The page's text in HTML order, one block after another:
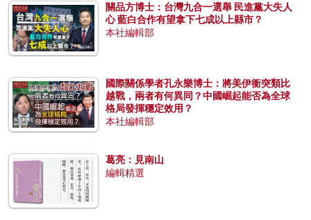
關品方博士：台灣九合一選舉 民進黨大失人
心 藍白合作有望拿下七成以上縣市？
本社編輯部
國際關係學者孔永樂博士：將美伊衝突類比
越戰，兩者有何異同？中國崛起能否為全球
格局發揮穩定效用？
本社編輯部
葛亮：見南山
編輯精選